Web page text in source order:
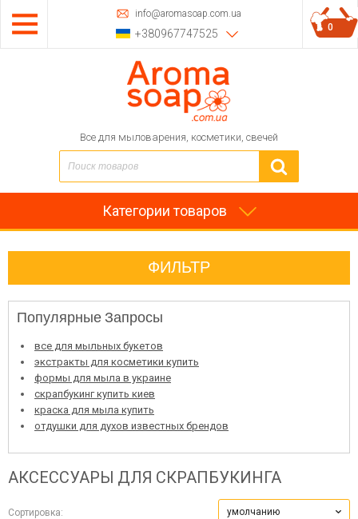
info@aromasoap.com.ua
+380967747525
Все для мыловарения, косметики, свечей
0
Категории товаров
ФИЛЬТР
Популярные Запросы
все для мыльных букетов
экстракты для косметики купить
формы для мыла в украине
скрапбукинг купить киев
краска для мыла купить
отдушки для духов известных брендов
АКСЕССУАРЫ ДЛЯ СКРАПБУКИНГА
Сортировка: умолчанию